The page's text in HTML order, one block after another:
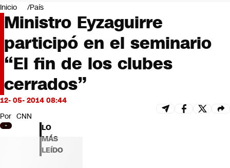
Negocios
Deportes
Programas completos
Cultura
Servicios
Bits
CNN tiempo
Futuro 360
Inicio País
Ministro Eyzaguirre
participó en el seminario
“El fin de los clubes
cerrados”
12- 05- 2014 08:44
Por CNN
LO
MÁS
LEÍDO